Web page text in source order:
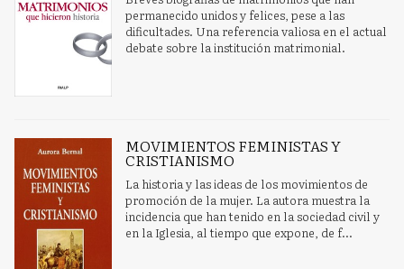
permanecido unidos y felices, pese a las
dificultades. Una referencia valiosa en el actual
debate sobre la institución matrimonial.
MOVIMIENTOS FEMINISTAS Y
CRISTIANISMO
La historia y las ideas de los movimientos de
promoción de la mujer. La autora muestra la
incidencia que han tenido en la sociedad civil y
en la Iglesia, al tiempo que expone, de f...